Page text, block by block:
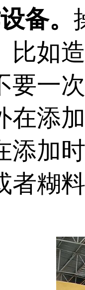
备。
比如
要一
在添
添加
者糊